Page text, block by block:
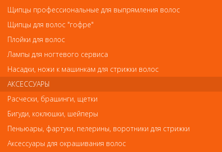
показателем ненадлежащего качества товара.
Так же советуем посмотреть
Щипцы профессиональные для выпрямления волос
Щипцы для волос "гофре"
Плойки для волос
Лампы для ногтевого сервиса
Насадки, ножи к машинкам для стрижки волос
АКСЕССУАРЫ
Расчески, брашинги, щетки
Бигуди, коклюшки, шейперы
Пеньюары, фартуки, пелерины, воротники для стрижки
Аксессуары для окрашивания волос